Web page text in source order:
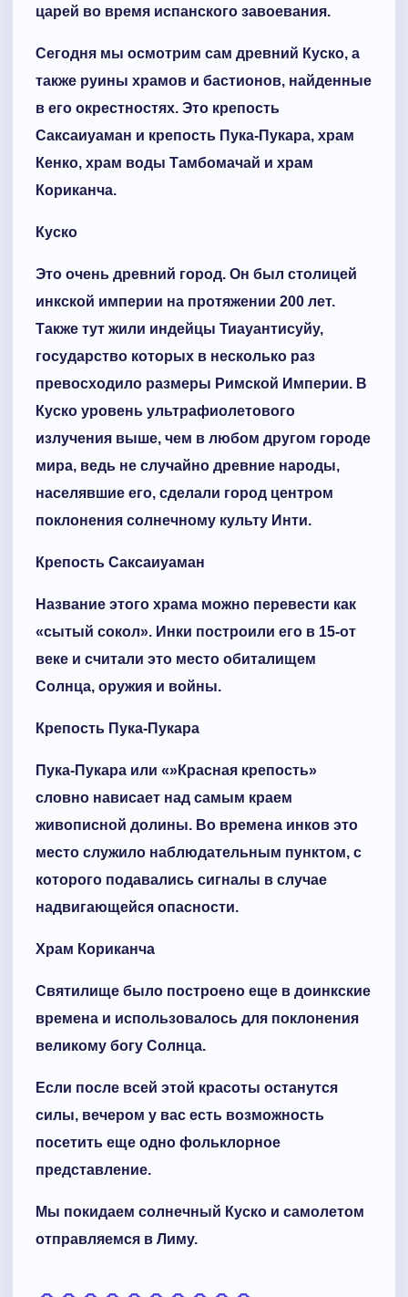
царей во время испанского завоевания.
Сегодня мы осмотрим сам древний Куско, а
также руины храмов и бастионов, найденные
в его окрестностях. Это крепость
Саксаиуаман и крепость Пука-Пукара, храм
Кенко, храм воды Тамбомачай и храм
Кориканча.
Куско
Это очень древний город. Он был столицей
инкской империи на протяжении 200 лет.
Также тут жили индейцы Тиауантисуйу,
государство которых в несколько раз
превосходило размеры Римской Империи. В
Куско уровень ультрафиолетового
излучения выше, чем в любом другом городе
мира, ведь не случайно древние народы,
населявшие его, сделали город центром
поклонения солнечному культу Инти.
Крепость Саксаиуаман
Название этого храма можно перевести как
«сытый сокол». Инки построили его в 15-от
веке и считали это место обиталищем
Солнца, оружия и войны.
Крепость Пука-Пукара
Пука-Пукара или «»Красная крепость»
словно нависает над самым краем
живописной долины. Во времена инков это
место служило наблюдательным пунктом, с
которого подавались сигналы в случае
надвигающейся опасности.
Храм Кориканча
Святилище было построено еще в доинкские
времена и использовалось для поклонения
великому богу Солнца.
Если после всей этой красоты останутся
силы, вечером у вас есть возможность
посетить еще одно фольклорное
представление.
Мы покидаем солнечный Куско и самолетом
отправляемся в Лиму.